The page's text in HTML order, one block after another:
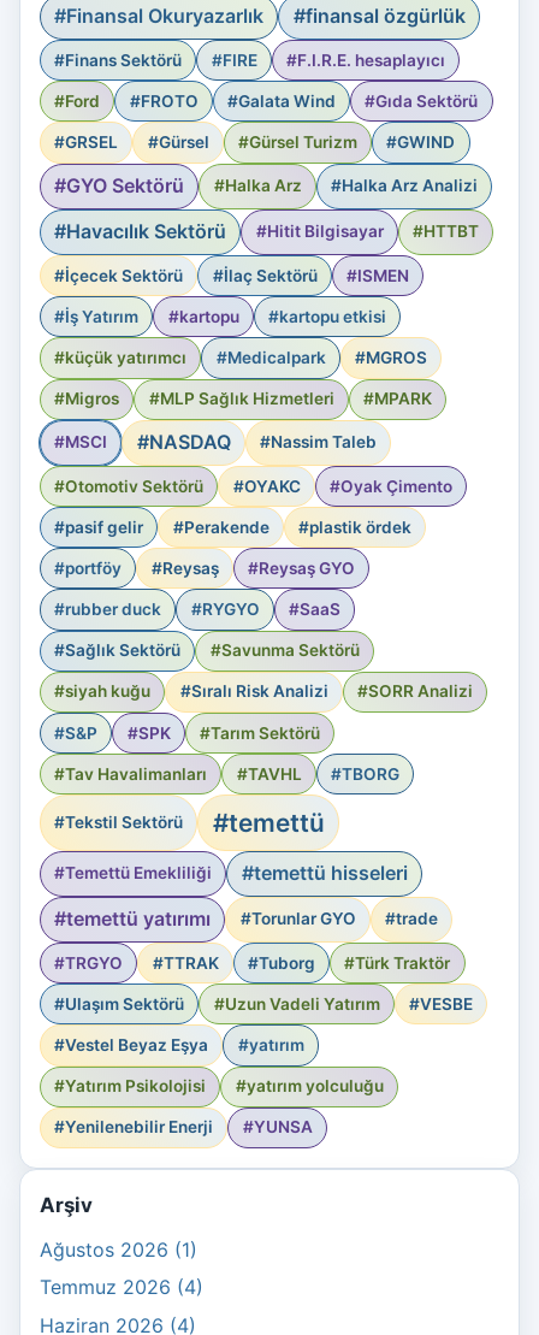
#Finansal Okuryazarlık #finansal özgürlük
#Finans Sektörü #FIRE #F.I.R.E. hesaplayıcı
#Ford #FROTO #Galata Wind #Gıda Sektörü
#GRSEL #Gürsel #Gürsel Turizm #GWIND
#GYO Sektörü #Halka Arz #Halka Arz Analizi
#Havacılık Sektörü #Hitit Bilgisayar #HTTBT
#İçecek Sektörü #İlaç Sektörü #ISMEN
#İş Yatırım #kartopu #kartopu etkisi
#küçük yatırımcı #Medicalpark #MGROS
#Migros #MLP Sağlık Hizmetleri #MPARK
#MSCI #NASDAQ #Nassim Taleb
#Otomotiv Sektörü #OYAKC #Oyak Çimento
#pasif gelir #Perakende #plastik ördek
#portföy #Reysaş #Reysaş GYO
#rubber duck #RYGYO #SaaS
#Sağlık Sektörü #Savunma Sektörü
#siyah kuğu #Sıralı Risk Analizi #SORR Analizi
#S&P #SPK #Tarım Sektörü
#Tav Havalimanları #TAVHL #TBORG
#Tekstil Sektörü #temettü
#Temettü Emekliliği
#temettü hisseleri
#temettü yatırımı
#Torunlar GYO #trade
#TRGYO #TTRAK #Tuborg #Türk Traktör
#Ulaşım Sektörü #Uzun Vadeli Yatırım #VESBE
#Vestel Beyaz Eşya #yatırım
#Yatırım Psikolojisi #yatırım yolculuğu
#Yenilenebilir Enerji #YUNSA
Arşiv
Ağustos 2026 (1)
Temmuz 2026 (4)
Haziran 2026 (4)